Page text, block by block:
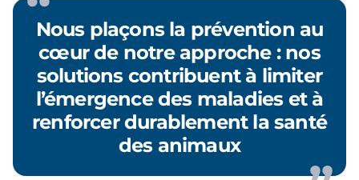
Nous plaçons la prévention au
cœur de notre approche : nos
solutions contribuent à limiter
l’émergence des maladies et à
renforcer durablement la santé
des animaux